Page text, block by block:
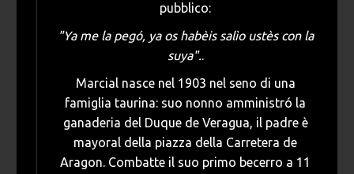
pubblico:
"Ya me la pegó, ya os habèis salìo ustès con la
suya"..
Marcial nasce nel 1903 nel seno di una
famiglia taurina: suo nonno amministró la
ganaderia del Duque de Veragua, il padre è
mayoral della piazza della Carretera de
Aragon. Combatte il suo primo becerro a 11